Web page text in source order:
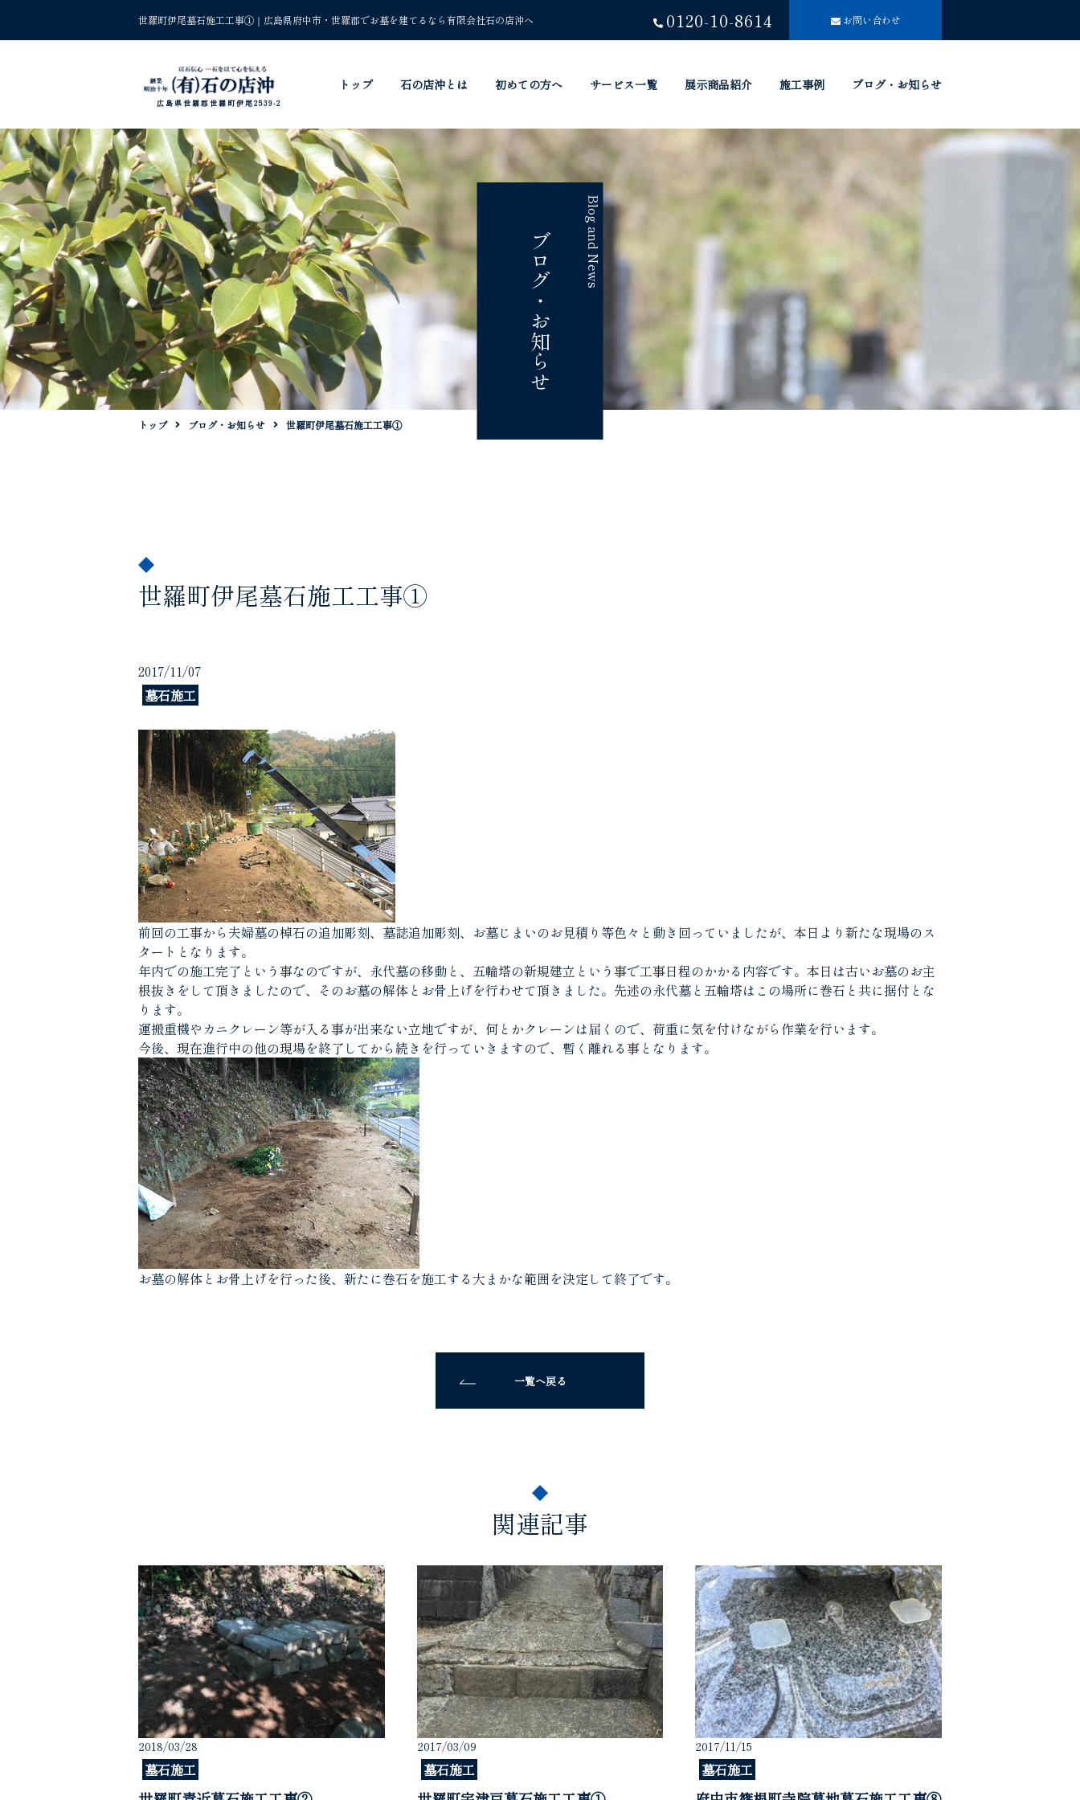
世羅町伊尾墓石施工工事①｜広島県府中市・世羅郡でお墓を建てるなら有限会社石の店沖へ 0120-10-8614 お問い合わせ
広島県世羅郡世羅町伊尾2539-2
トップ 石の店沖とは 初めての方へ サービス一覧 展示商品紹介 施工事例 ブログ・お知らせ
Blog and News
ブログ・お知らせ
トップ ブログ・お知らせ 世羅町伊尾墓石施工工事①
世羅町伊尾墓石施工工事①
2017/11/07
墓石施工
前回の工事から夫婦墓の棹石の追加彫刻、墓誌追加彫刻、お墓じまいのお見積り等色々と動き回っていましたが、本日より新たな現場のス
タートとなります。
年内での施工完了という事なのですが、永代墓の移動と、五輪塔の新規建立という事で工事日程のかかる内容です。本日は古いお墓のお主
根抜きをして頂きましたので、そのお墓の解体とお骨上げを行わせて頂きました。先述の永代墓と五輪塔はこの場所に巻石と共に据付とな
ります。
運搬重機やカニクレーン等が入る事が出来ない立地ですが、何とかクレーンは届くので、荷重に気を付けながら作業を行います。
今後、現在進行中の他の現場を終了してから続きを行っていきますので、暫く離れる事となります。
お墓の解体とお骨上げを行った後、新たに巻石を施工する大まかな範囲を決定して終了です。
一覧へ戻る
関連記事
2018/03/28
墓石施工
2017/03/09
墓石施工
2017/11/15
墓石施工